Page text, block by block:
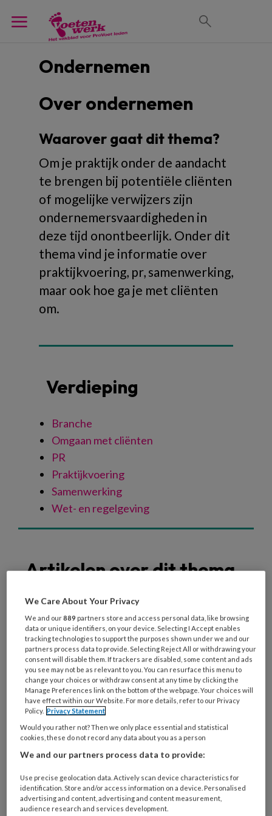
Ondernemen
Over ondernemen
Waarover gaat dit thema?
Om je praktijk onder de aandacht
te brengen bij potentiële cliënten
of mogelijke verwijzers zijn
ondernemersvaardigheden in
deze tijd onontbeerlijk. Onder dit
thema vind je informatie over
praktijkvoering, pr, samenwerking,
maar ook hoe ga je met cliënten
om.
Verdieping
Branche
Omgaan met cliënten
PR
Praktijkvoering
Samenwerking
Wet- en regelgeving
Artikelen over dit thema
3 AUGUSTUS 2026 NIEUWS ONDERNEMEN
We Care About Your Privacy
We and our889 partners store and access personal data, like browsing
data or unique identifiers, on your device. Selecting I Accept enables
tracking technologies to support the purposes shown under we and our
partners process data to provide. Selecting Reject All or withdrawing your
consent will disable them. If trackers are disabled, some content and ads
you see may not be as relevant to you. You can resurface this menu to
change your choices or withdraw consent at any time by clicking the
Manage Preferences link on the bottom of the webpage. Your choices will
have effect within our Website. For more details, refer to our Privacy
Policy. Privacy Statement
Would you rather not? Then we only place essential and statistical
cookies, these do not record any data about you as a person
We and our partners process data to provide:
Use precise geolocation data. Actively scan device characteristics for
identification. Store and/or access information on a device. Personalised
advertising and content, advertising and content measurement,
audience research and services development.